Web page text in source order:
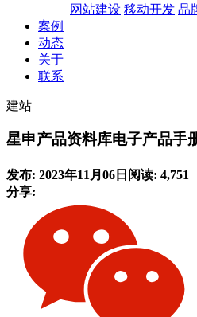
网站建设 移动开发 品
案例
动态
关于
联系
建站
星申产品资料库电子产品手
发布: 2023年11月06日 阅读: 4,751
分享: